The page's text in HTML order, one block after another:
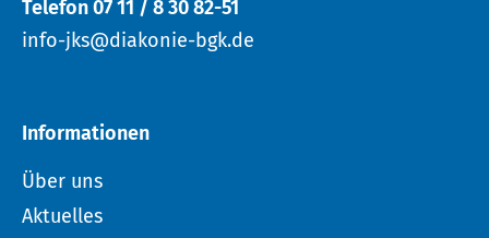
Telefon 07 11 / 8 30 82-51
info-jks@diakonie-bgk.de
Informationen
Über uns
Aktuelles